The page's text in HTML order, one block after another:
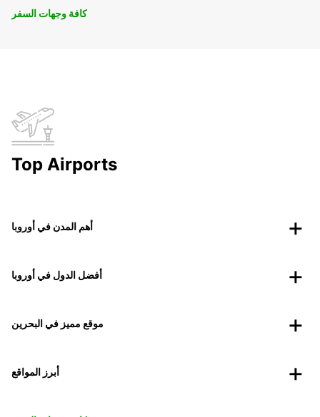
كافة وجهات السفر
Top Airports
أهم المدن في أوروبا
أفضل الدول في أوروبا
موقع مميز في البحرين
أبرز المواقع